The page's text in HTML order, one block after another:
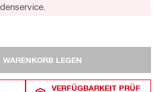
WARENKORB LEGEN
VERFÜGBARKEIT PRÜF